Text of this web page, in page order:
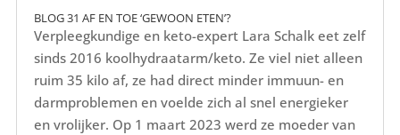
BLOG 31 AF EN TOE ‘GEWOON ETEN’?
Verpleegkundige en keto-expert Lara Schalk eet zelf
sinds 2016 koolhydraatarm/keto. Ze viel niet alleen
ruim 35 kilo af, ze had direct minder immuun- en
darmproblemen en voelde zich al snel energieker
en vrolijker. Op 1 maart 2023 werd ze moeder van